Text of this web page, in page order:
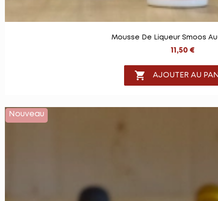
Mousse De Liqueur Smoos
11,50 €
 AJOUTER AU
Nouveau